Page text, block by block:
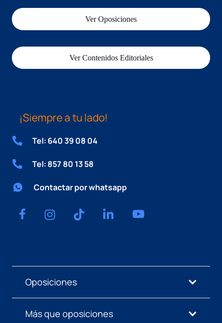
Ver Oposiciones
Ver Contenidos Editoriales
¡Siempre a tu lado!
Tel: 640 39 08 04
Tel: 857 80 13 58
Contactar por whatsapp
Oposiciones
Más que oposiciones